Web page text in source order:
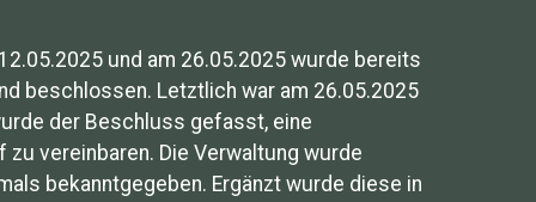
und am 26.05.2025 wurde bereits
beschlossen. Letztlich war am 26.05.2025
der Beschluss gefasst, eine
vereinbaren. Die Verwaltung wurde
bekanntgegeben. Ergänzt wurde diese in